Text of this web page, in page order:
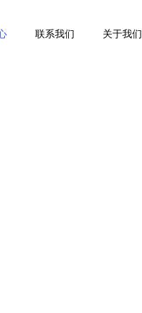
关于我们
联系我们